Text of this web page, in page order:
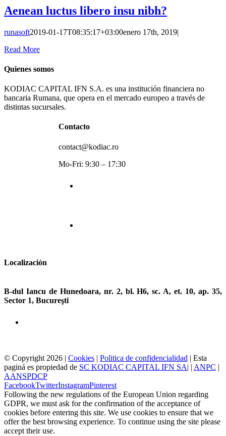
Aenean luctus libero insu nibh?
runasoft2019-01-17T08:35:17+03:00enero 17th, 2019|
Read More
Quienes somos
KODIAC CAPITAL IFN S.A. es una institución financiera no
bancaria Rumana, que opera en el mercado europeo a través de
distintas sucursales.
Contacto
contact@kodiac.ro
Mo-Fri: 9:30 – 17:30
Localización
B-dul Iancu de Hunedoara, nr. 2, bl.H6, sc. A, et. 10, ap. 35,
Sector 1, Bucureşti
© Copyright 2026 | Cookies | Politica de confidencialidad | Esta
paginá es propiedad de SC KODIAC CAPITAL IFN SA| | ANPC |
AANSPDCP
FacebookTwitterInstagramPinterest
Following the new regulations of the European Union regarding
GDPR, we must ask for the confirmation of the acceptance of
cookies before entering this site. We use cookies to ensure that we
offer the best browsing experience. To continue using the site please
accept their use.